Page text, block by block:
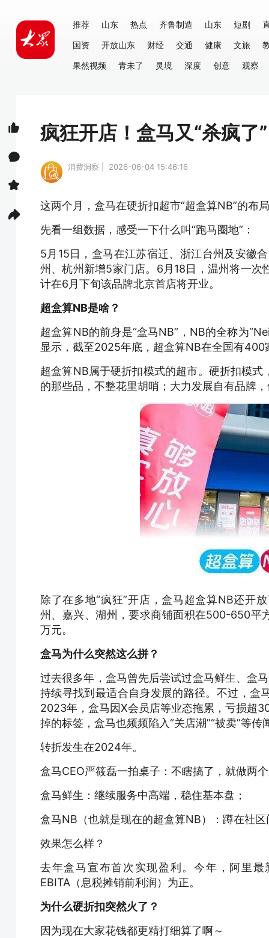
推荐 山东 热点 齐鲁制造 山东 短剧
国资
开放山东 财经 交通 健康 文旅
果然视频
青未了 灵境 深度 创意 观察
疯狂开店！盒马又“杀疯了
消费洞察 | 2026-06-04 15:46:16
这两个月，盒马在硬折扣超市“超盒算NB”的布
先看一组数据，感受一下什么叫“跑马圈地”：
5月15日，盒马在江苏宿迁、浙江台州及安徽
州、杭州新增5家门店。6月18日，温州将一
计在6月下旬该品牌北京首店将开业。
超盒算NB是啥？
超盒算NB的前身是“盒马NB”，NB的全称为
显示，截至2025年底，超盒算NB在全国有400
超盒算NB属于硬折扣模式的超市。硬折扣模
的那些品，不整花里胡哨；大力发展自有品牌
除了在多地“疯狂”开店，盒马超盒算NB还开
州、嘉兴、湖州，要求商铺面积在500-650平
万元。
盒马为什么突然这么拼？
过去很多年，盒马曾先后尝试过盒马鲜生、盒
持续寻找到最适合自身发展的路径。不过，盒
2023年，盒马因X会员店等业态拖累，亏损超
掉的标签，盒马也频频陷入“关店潮”“被卖”等传
转折发生在2024年。
盒马CEO严筱磊一拍桌子：不瞎搞了，就做两
盒马鲜生：继续服务中高端，稳住基本盘；
盒马NB（也就是现在的超盒算NB）：蹲在社
效果怎么样？
去年盒马宣布首次实现盈利。今年，阿里
EBITA（息税摊销前利润）为正。
为什么硬折扣突然火了？
因为现在大家花钱都更精打细算了啊～